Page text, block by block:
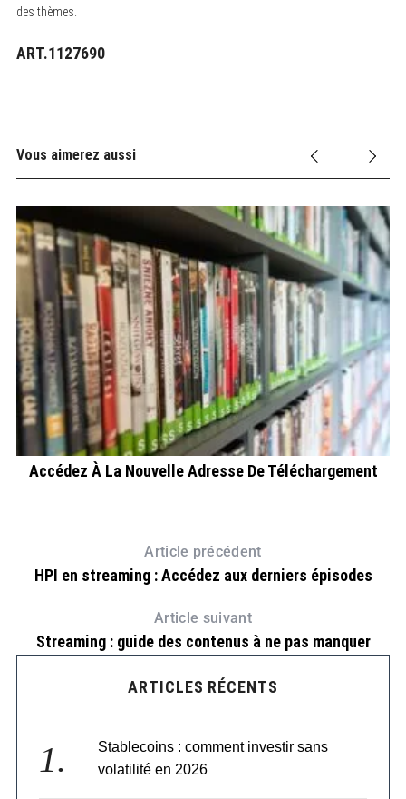
des thèmes.
ART.1127690
Vous aimerez aussi
Accédez À La Nouvelle Adresse De Téléchargement
Article précédent
HPI en streaming : Accédez aux derniers épisodes
Article suivant
Streaming : guide des contenus à ne pas manquer
ARTICLES RÉCENTS
Stablecoins : comment investir sans
volatilité en 2026